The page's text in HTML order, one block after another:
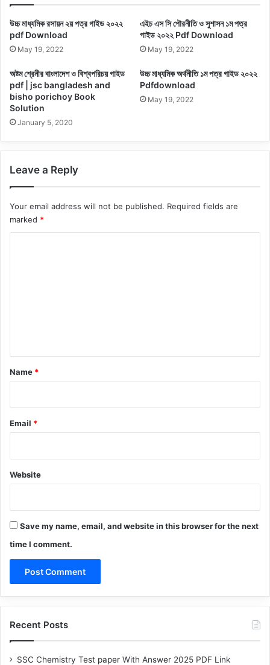
উচ্চ মাধ্যমিক রসায়ন ২য় পত্র গাইড ২০২২
pdf Download
May 19, 2022
এইচ এস সি পৌরনীতি ও সুশাসন ১ম পত্র
গাইড ২০২২ Pdf Download
May 19, 2022
অষ্টম শ্রেনীর বাংলাদেশ ও বিশ্বপরিচয় গাইড
pdf | jsc bangladesh and
bisho porichoy Book
Solution
January 5, 2020
উচ্চ মাধ্যমিক অর্থনীতি ১ম পত্র গাইড ২০২২
Pdfdownload
May 19, 2022
Leave a Reply
Your email address will not be published. Required fields are
marked *
*
Name *
Email *
Website
Save my name, email, and website in this browser for the next
time I comment.
Recent Posts
SSC Chemistry Test paper With Answer 2025 PDF Link